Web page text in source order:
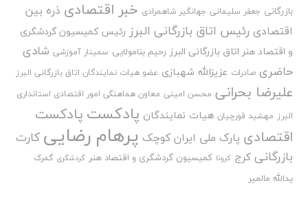
بازرگانی جعفر سلیمانی جهانگیر شاهمرادی خبر اقتصادی ذره بین
اقتصادی رئیس اتاق بازرگانی البرز رئیس کمیسیون گردشگری
و اقتصاد هنر اتاق بازرگانی البرز رحیم بنامولایی سمینار آموزشی شادی
حاضری صادرات عزیزالله شهبازی عضو هیات نمایندگان اتاق بازرگانی البرز
علیرضا بحرانی محسن امینی معاون هماهنگی امور اقتصادی استانداری
البرز مهشید قورچیان هیات نمایندگان پادکست پادکست
اقتصادی پارک ملی ایران کوچک پرهام رضایی کارت
بازرگانی کرج کرونا کمیسیون گردشگری و اقتصاد هنر گردشگری گمرک
یدالله مالمیر